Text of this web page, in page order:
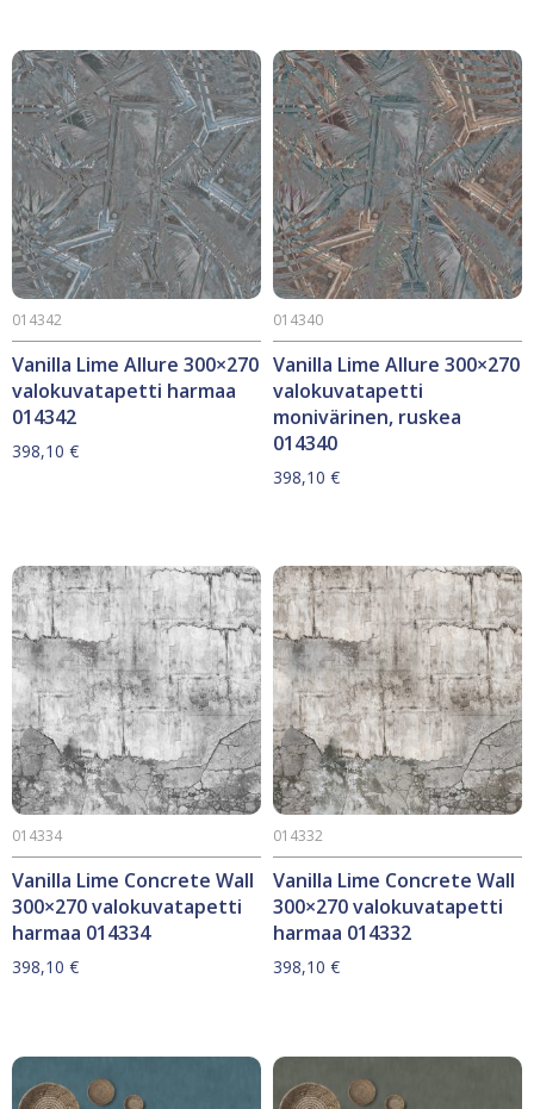
Vanilla Lime Allure 300×270
valokuvatapetti harmaa
014342
014342
398,10 €
Vanilla Lime Allure 300×270
valokuvatapetti
monivärinen, ruskea
014340
014340
398,10 €
Vanilla Lime Concrete Wall
300×270 valokuvatapetti
harmaa 014334
014334
398,10 €
Vanilla Lime Concrete Wall
300×270 valokuvatapetti
harmaa 014332
014332
398,10 €